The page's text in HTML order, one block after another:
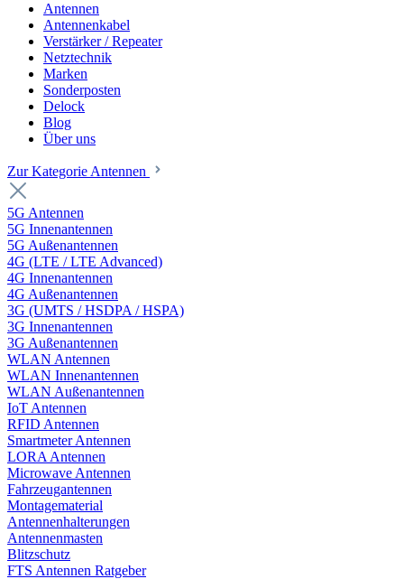
Antennen
Antennenkabel
Verstärker / Repeater
Netztechnik
Marken
Sonderposten
Delock
Blog
Über uns
Zur Kategorie Antennen
5G Antennen
5G Innenantennen
5G Außenantennen
4G (LTE / LTE Advanced)
4G Innenantennen
4G Außenantennen
3G (UMTS / HSDPA / HSPA)
3G Innenantennen
3G Außenantennen
WLAN Antennen
WLAN Innenantennen
WLAN Außenantennen
IoT Antennen
RFID Antennen
Smartmeter Antennen
LORA Antennen
Microwave Antennen
Fahrzeugantennen
Montagematerial
Antennenhalterungen
Antennenmasten
Blitzschutz
FTS Antennen Ratgeber